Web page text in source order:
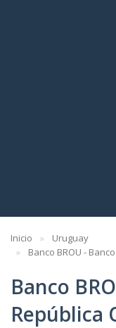
Inicio
Uruguay
Banco BROU -
Banco
República